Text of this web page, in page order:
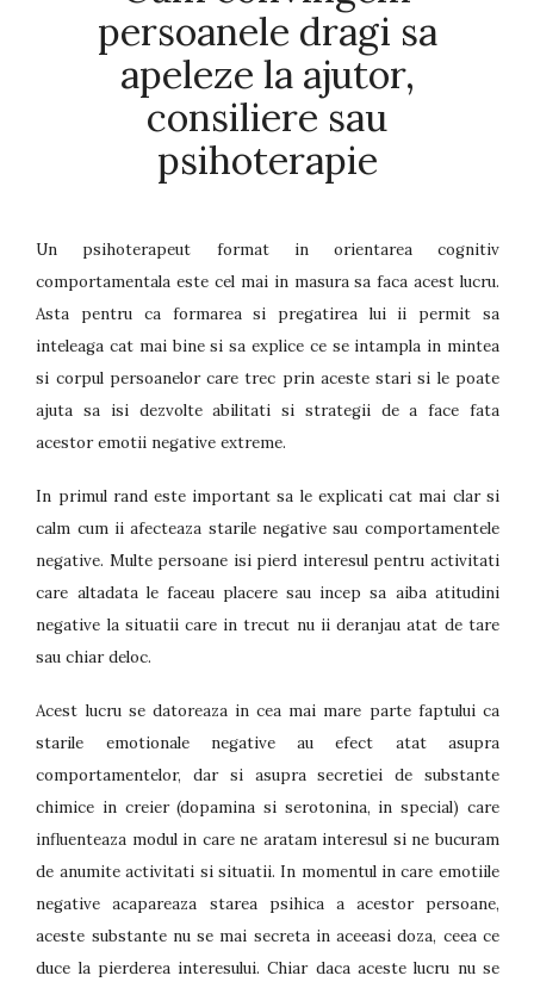
persoanele dragi sa
apeleze la ajutor,
consiliere sau
psihoterapie
Un psihoterapeut format in orientarea cognitiv
comportamentala este cel mai in masura sa faca acest lucru.
Asta pentru ca formarea si pregatirea lui ii permit sa
inteleaga cat mai bine si sa explice ce se intampla in mintea
si corpul persoanelor care trec prin aceste stari si le poate
ajuta sa isi dezvolte abilitati si strategii de a face fata
acestor emotii negative extreme.
In primul rand este important sa le explicati cat mai clar si
calm cum ii afecteaza starile negative sau comportamentele
negative. Multe persoane isi pierd interesul pentru activitati
care altadata le faceau placere sau incep sa aiba atitudini
negative la situatii care in trecut nu ii deranjau atat de tare
sau chiar deloc.
Acest lucru se datoreaza in cea mai mare parte faptului ca
starile emotionale negative au efect atat asupra
comportamentelor, dar si asupra secretiei de substante
chimice in creier (dopamina si serotonina, in special) care
influenteaza modul in care ne aratam interesul si ne bucuram
de anumite activitati si situatii. In momentul in care emotiile
negative acapareaza starea psihica a acestor persoane,
aceste substante nu se mai secreta in aceeasi doza, ceea ce
duce la pierderea interesului. Chiar daca aceste lucru nu se